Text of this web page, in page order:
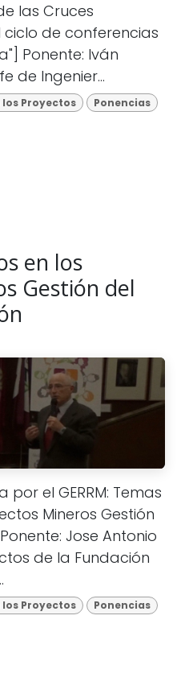
las Cruces
de conferencias
Ponente: Iván
de Ingenier...
Proyectos Ponencias
en los
Gestión del
el GERRM: Temas
Mineros Gestión
Jose Antonio
de la Fundación
Proyectos Ponencias